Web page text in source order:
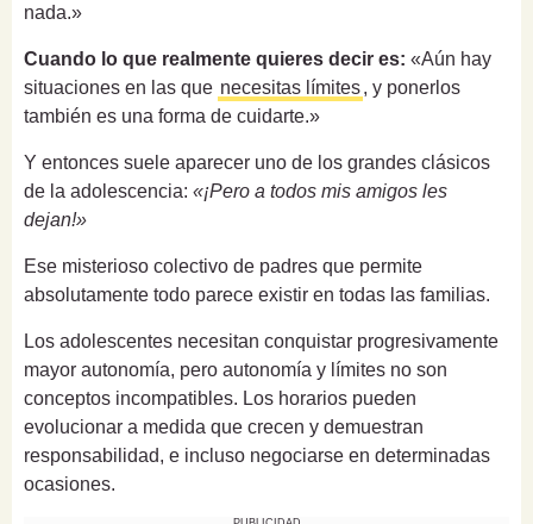
nada.»
Cuando lo que realmente quieres decir es: «Aún hay
situaciones en las que necesitas límites, y ponerlos
también es una forma de cuidarte.»
Y entonces suele aparecer uno de los grandes clásicos
de la adolescencia: «¡Pero a todos mis amigos les
dejan!»
Ese misterioso colectivo de padres que permite
absolutamente todo parece existir en todas las familias.
Los adolescentes necesitan conquistar progresivamente
mayor autonomía, pero autonomía y límites no son
conceptos incompatibles. Los horarios pueden
evolucionar a medida que crecen y demuestran
responsabilidad, e incluso negociarse en determinadas
ocasiones.